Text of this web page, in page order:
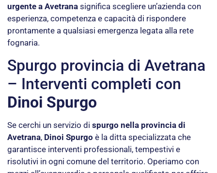
urgente a Avetrana significa scegliere un’azienda con
esperienza, competenza e capacità di rispondere
prontamente a qualsiasi emergenza legata alla rete
fognaria.
Spurgo provincia di Avetrana
– Interventi completi con
Dinoi Spurgo
Se cerchi un servizio di spurgo nella provincia di
Avetrana, Dinoi Spurgo è la ditta specializzata che
garantisce interventi professionali, tempestivi e
risolutivi in ogni comune del territorio. Operiamo con